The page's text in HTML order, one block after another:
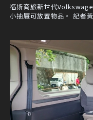
福斯商旅新世代
小抽屜可放置物品。 記者